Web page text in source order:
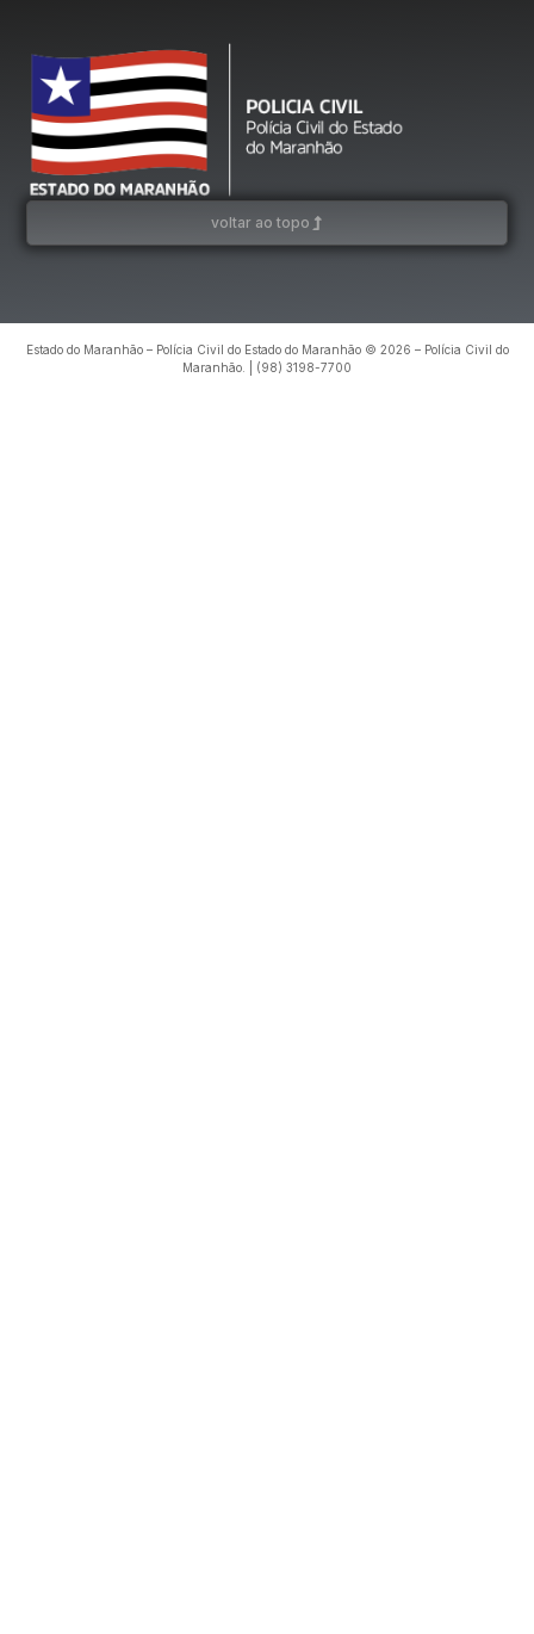
voltar ao topo
Estado do Maranhão – Polícia Civil do Estado do Maranhão © 2026 – Polícia Civil do
Maranhão. | (98) 3198-7700